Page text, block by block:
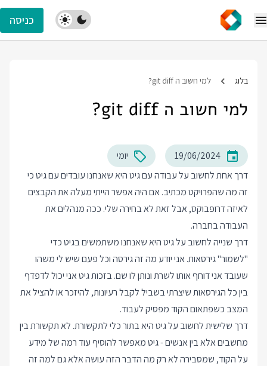
כניסה
בלוג למי חשוב ה git diff?
למי חשוב ה git diff?
19/06/2024
יומי
דרך אחת לחשוב על עבודה עם גיט היא שאנחנו עובדים עם גיט כי
זה מה שהפרויקט מכתיב. אם היה אפשר הייתי מעלה את הקבצים
לאיזה דרופבוקס, אבל זאת לא בחירה שלי. ככה מנהלים את
העבודה בחברה.
דרך שנייה לחשוב על גיט היא שאנחנו משתמשים בגיט כדי
"לשמור" גירסאות. אני יודע מה זה גירסה וכל פעם שיש לי משהו
שעובד אני דוחף אותו לשרת ונותן לו שם. בזכות גיט אני יכול לדפדף
בין כל הגירסאות שיצרתי בשביל לקבל רעיונות, להיזכר או להציל את
המצב כשפתאום הקוד מפסיק לעבוד.
דרך שלישית לחשוב על גיט היא בתור כלי לתקשורת. לא תקשורת בין
מחשבים אלא בין אנשים - גיט מאפשר להוסיף עוד רמה של מידע
על הקוד, שמסבירה לא רק מה הדבר הזה עושה אלא גם למה זה